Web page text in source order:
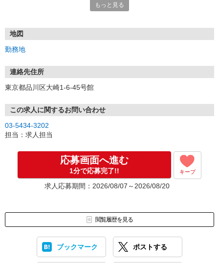
もっと見る
地図
勤務地
連絡先住所
東京都品川区大崎1-6-45号館
この求人に関するお問い合わせ
03-5434-3202
担当：求人担当
応募画面へ進む
1分で応募完了!! キープ
求人応募期間：2026/08/07～2026/08/20
閲覧履歴を見る
ブックマーク ポストする